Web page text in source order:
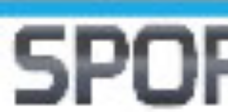
Partager
Erratum
Donner votre avis
Aperçu
Résultats
Statistiques